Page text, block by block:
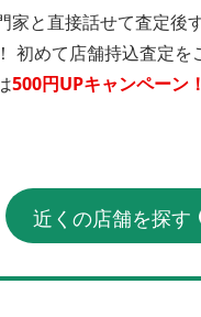
家と直接話せて査定後
初めて店舗持込査定を
500円UPキャンペーン！
近くの店舗を探す